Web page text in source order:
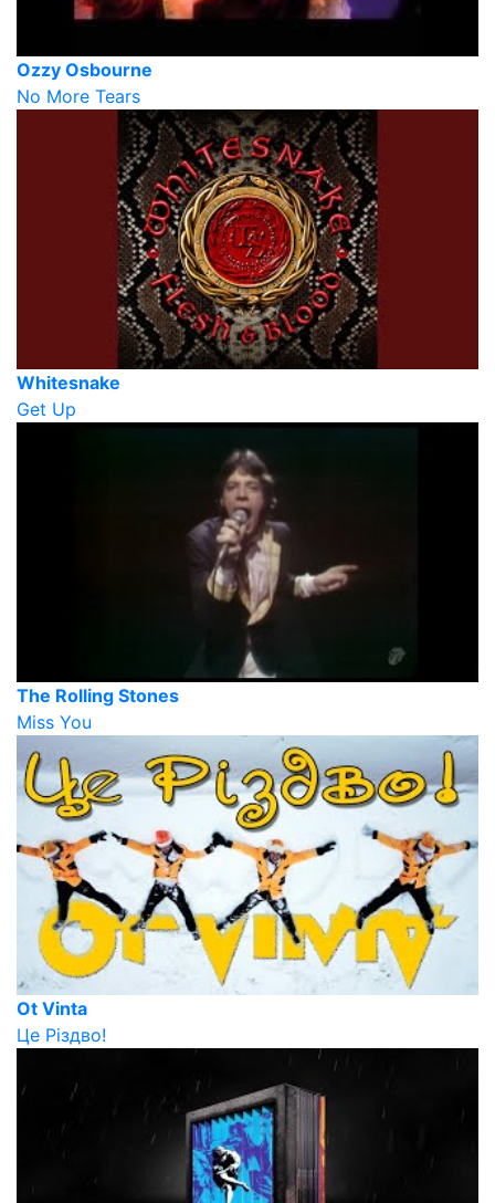
Ozzy Osbourne
No More Tears
Whitesnake
Get Up
The Rolling Stones
Miss You
Ot Vinta
Це Різдво!